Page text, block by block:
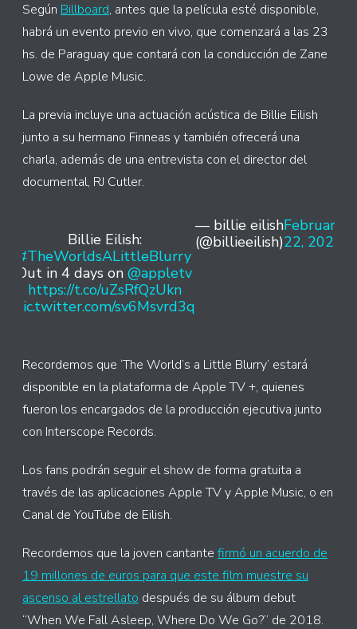
Según Billboard, antes que la película esté disponible,
habrá un evento previo en vivo, que comenzará a las 23
hs. de Paraguay que contará con la conducción de Zane
Lowe de Apple Music.
La previa incluye una actuación acústica de Billie Eilish
junto a su hermano Finneas y también ofrecerá una
charla, además de una entrevista con el director del
documental, RJ Cutler.
Billie Eilish:
#TheWorldsALittleBlurry
Out in 4 days on @appletv
https://t.co/uZsRfQzUkn
pic.twitter.com/sv6Msvrd3q
— billie eilish
(@billieeilish)
February
22, 2021
Recordemos que ‘The World’s a Little Blurry’ estará
disponible en la plataforma de Apple TV +, quienes
fueron los encargados de la producción ejecutiva junto
con Interscope Records.
Los fans podrán seguir el show de forma gratuita a
través de las aplicaciones Apple TV y Apple Music, o en
Canal de YouTube de Eilish.
Recordemos que la joven cantante firmó un acuerdo de
19 millones de euros para que este film muestre su
ascenso al estrellato después de su álbum debut
“When We Fall Asleep, Where Do We Go?” de 2018.